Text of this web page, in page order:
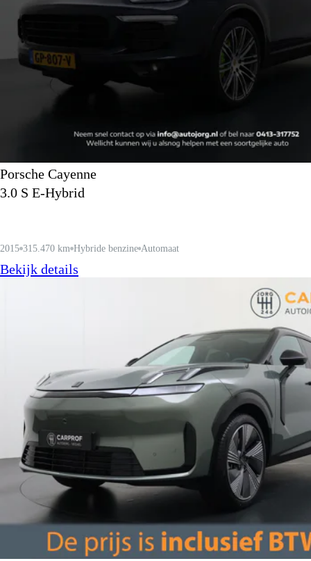
Porsche Cayenne
3.0 S E-Hybrid
2015 315.470 km Hybride benzine Automaat
Bekijk details